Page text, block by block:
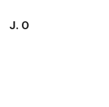
J. O